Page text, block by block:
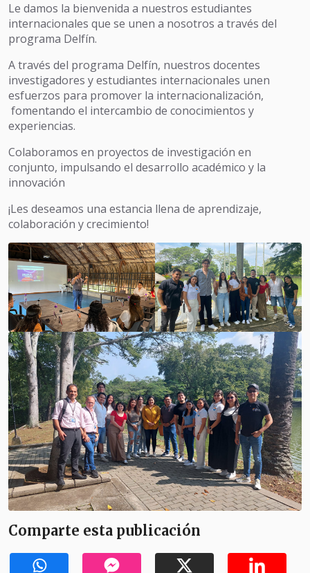
Le damos la bienvenida a nuestros estudiantes
internacionales que se unen a nosotros a través del
programa Delfín.
A través del programa Delfín, nuestros docentes
investigadores y estudiantes internacionales unen
esfuerzos para promover la internacionalización,
fomentando el intercambio de conocimientos y
experiencias.
Colaboramos en proyectos de investigación en
conjunto, impulsando el desarrollo académico y la
innovación
¡Les deseamos una estancia llena de aprendizaje,
colaboración y crecimiento!
Comparte esta publicación